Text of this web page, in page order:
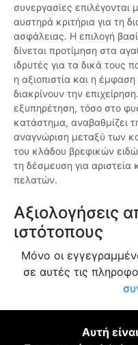
συνεργασίες επιλέγονται
αυστηρά κριτήρια για τη
ασφάλειας. Η επιλογή
δίνεται προτίμηση στα
ιδρυτές για τα δικά τους
η αξιοπιστία και η
διακρίνουν την
εξυπηρέτηση, τόσο στο
κατάστημα, αναβαθμίζει
αναγνώριση μεταξύ των
του κλάδου βρεφικών
τη δέσμευση για αριστεία
πελατών.
Αξιολογήσεις
ιστότοπους
Μόνο οι
σε αυτές τις
Αυτή